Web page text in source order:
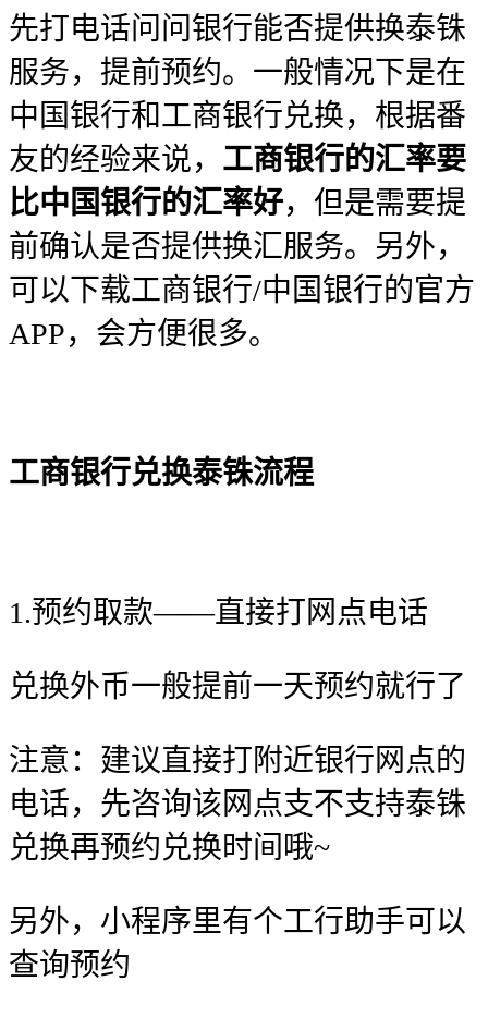
先打电话问问银行能否提供换泰铢
服务，提前预约。一般情况下是在
中国银行和工商银行兑换，根据番
友的经验来说， 工商银行的汇率要
比中国银行的汇率好，但是需要提
前确认是否提供换汇服务。另外，
可以下载工商银行/中国银行的官方
APP，会方便很多。
工商银行兑换泰铢流程
1.预约取款——直接打网点电话
兑换外币一般提前一天预约就行了
注意：建议直接打附近银行网点的
电话，先咨询该网点支不支持泰铢
兑换再预约兑换时间哦~
另外，小程序里有个工行助手可以
查询预约